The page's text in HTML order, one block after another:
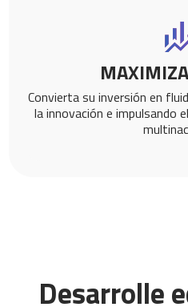
Convierta su inversión en
la innovación e impulsando
Desarrolle